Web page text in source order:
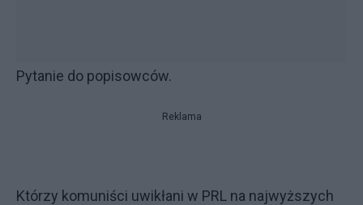
Pytanie do popisowców.
Reklama
Którzy komuniści uwikłani w PRL na najwyższych